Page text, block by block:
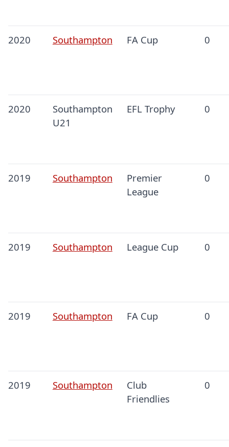
2020 Southampton FA Cup 0
2020
Southampton
U21
EFL Trophy 0
2019 Southampton
Premier
League
0
2019 Southampton League Cup 0
2019 Southampton FA Cup 0
2019 Southampton
Club
Friendlies
0